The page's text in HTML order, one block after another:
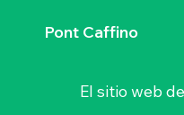
Pont Caffino
El sitio web